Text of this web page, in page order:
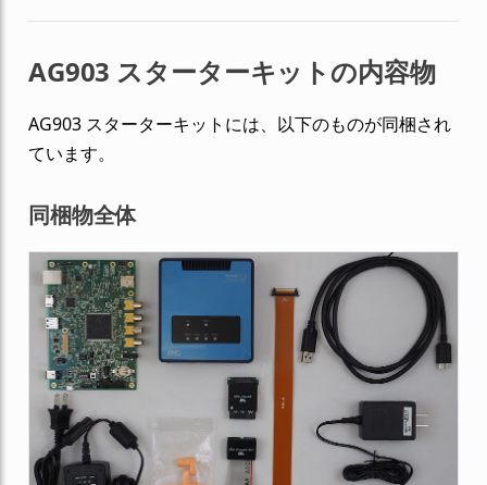
AG903 スターターキットの内容物
AG903 スターターキットには、以下のものが同梱され
ています。
同梱物全体